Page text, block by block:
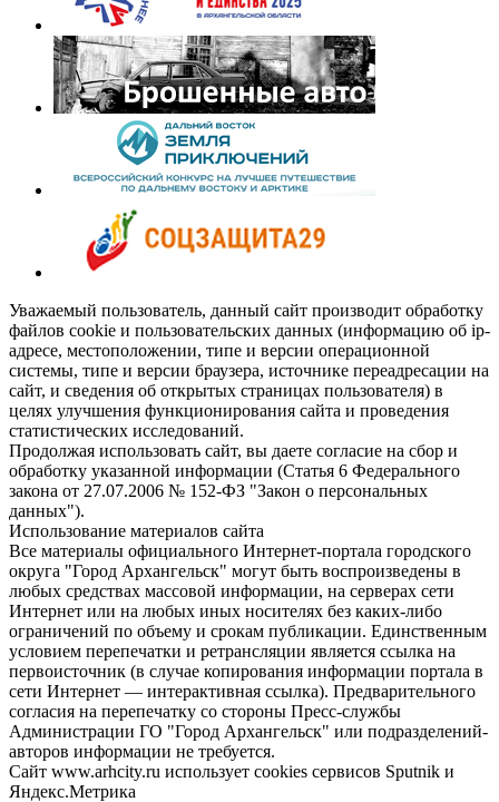
Уважаемый пользователь, данный сайт производит обработку
файлов cookie и пользовательских данных (информацию об ip-
адресе, местоположении, типе и версии операционной
системы, типе и версии браузера, источнике переадресации на
сайт, и сведения об открытых страницах пользователя) в
целях улучшения функционирования сайта и проведения
статистических исследований.
Продолжая использовать сайт, вы даете согласие на сбор и
обработку указанной информации (Статья 6 Федерального
закона от 27.07.2006 № 152-ФЗ "Закон о персональных
данных").
Использование материалов сайта
Все материалы официального Интернет-портала городского
округа "Город Архангельск" могут быть воспроизведены в
любых средствах массовой информации, на серверах сети
Интернет или на любых иных носителях без каких-либо
ограничений по объему и срокам публикации. Единственным
условием перепечатки и ретрансляции является ссылка на
первоисточник (в случае копирования информации портала в
сети Интернет — интерактивная ссылка). Предварительного
согласия на перепечатку со стороны Пресс-службы
Администрации ГО "Город Архангельск" или подразделений-
авторов информации не требуется.
Сайт www.arhcity.ru использует cookies сервисов Sputnik и
Яндекс.Метрика